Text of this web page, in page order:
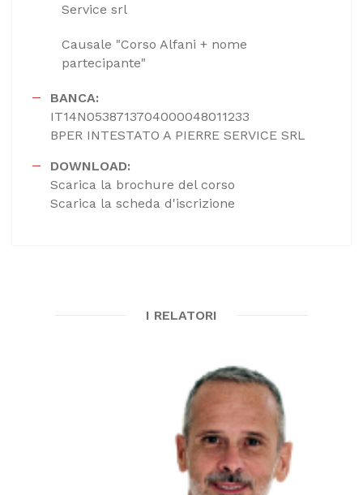
Service srl
Causale "Corso Alfani + nome
partecipante"
BANCA:
IT14N0538713704000048011233
BPER INTESTATO A PIERRE SERVICE SRL
DOWNLOAD:
Scarica la brochure del corso
Scarica la scheda d'iscrizione
I RELATORI